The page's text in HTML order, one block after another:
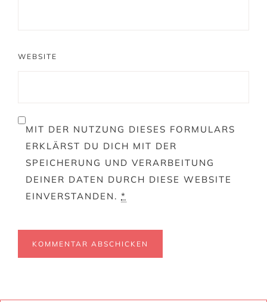
WEBSITE
MIT DER NUTZUNG DIESES FORMULARS
ERKLÄRST DU DICH MIT DER
SPEICHERUNG UND VERARBEITUNG
DEINER DATEN DURCH DIESE WEBSITE
EINVERSTANDEN. *